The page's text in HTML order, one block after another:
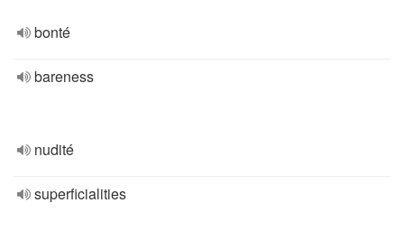
bonté
bareness
nudité
superficialities